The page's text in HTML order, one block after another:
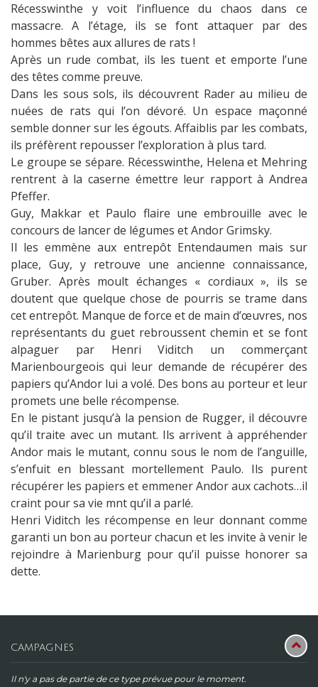
Récesswinthe y voit l’influence du chaos dans ce
massacre. A l’étage, ils se font attaquer par des
hommes bêtes aux allures de rats !
Après un rude combat, ils les tuent et emporte l’une
des têtes comme preuve.
Dans les sous sols, ils découvrent Rader au milieu de
nuées de rats qui l’on dévoré. Un espace maçonné
semble donner sur les égouts. Affaiblis par les combats,
ils préfèrent repousser l’exploration à plus tard.
Le groupe se sépare. Récesswinthe, Helena et Mehring
rentrent à la caserne émettre leur rapport à Andrea
Pfeffer.
Guy, Makkar et Paulo flaire une embrouille avec le
concours de lancer de légumes et Andor Grimsky.
Il les emmène aux entrepôt Entendaumen mais sur
place, Guy, y retrouve une ancienne connaissance,
Gruber. Après moult échanges « cordiaux », ils se
doutent que quelque chose de pourris se trame dans
cet entrepôt. Manque de force et de main d’œuvres, nos
représentants du guet rebroussent chemin et se font
alpaguer par Henri Viditch un commerçant
Marienbourgeois qui leur demande de récupérer des
papiers qu’Andor lui a volé. Des bons au porteur et leur
promets une belle récompense.
En le pistant jusqu’à la pension de Rugger, il découvre
qu’il traite avec un mutant. Ils arrivent à appréhender
Andor mais le mutant, connu sous le nom de l’anguille,
s’enfuit en blessant mortellement Paulo. Ils purent
récupérer les papiers et emmener Andor aux cachots…il
craint pour sa vie mnt qu’il a parlé.
Henri Viditch les récompense en leur donnant comme
garanti un bon au porteur chacun et les invite à venir le
rejoindre à Marienburg pour qu’il puisse honorer sa
dette.
CAMPAGNES
Il n'y a pas de partie de ce type prévue pour le moment.